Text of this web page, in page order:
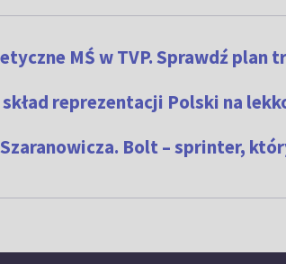
MŚ w TVP. Sprawdź
reprezentacji Polski na
Bolt – sprinter,